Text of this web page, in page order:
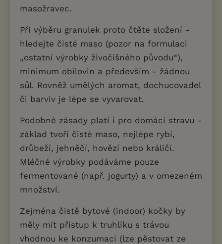
masožravec.
Při výběru granulek proto čtěte složení -
hledejte čisté maso (pozor na formulaci
„ostatní výrobky živočišného původu“),
minimum obilovin a především - žádnou
sůl. Rovněž umělých aromat, dochucovadel
či barviv je lépe se vyvarovat.
Podobné zásady platí i pro domácí stravu -
základ tvoří čisté maso, nejlépe rybí,
drůbeží, jehněčí, hovězí nebo králičí.
Mléčné výrobky podáváme pouze
fermentované (např. jogurty) a v omezeném
množství.
Zejména čistě bytové (indoor) kočky by
měly mít přístup k truhlíku s trávou
vhodnou ke konzumaci (lze pěstovat ze